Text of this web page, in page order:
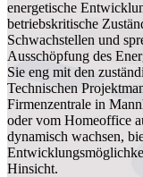
energetische
betriebskritische
Schwachstellen und
Ausschöpfung des
Sie eng mit den
Technischen
Firmenzentrale in
oder vom Homeoffice
dynamisch wachsen,
Hinsicht.